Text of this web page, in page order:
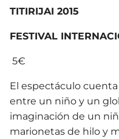
TITIRIJAI 2015
FESTIVAL
5€
El espectáculo
entre un niño y un
imaginación de un
marionetas de hilo y